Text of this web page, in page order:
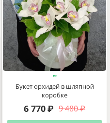
Букет орхидей в шляпной
коробке
9 480 ₽
6 770₽